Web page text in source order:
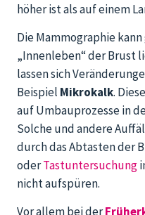
höher ist als auf einem
Die Mammographie
„Innenleben“ der Brust
lassen sich
Beispiel Mikrokalk.
auf Umbauprozesse in
Solche und andere
durch das Abtasten der
oderTastuntersuchung
nicht aufspüren.
Vor allem bei der